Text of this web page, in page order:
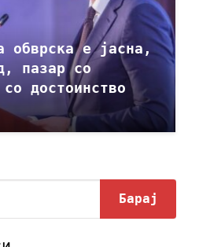
обврска е јасна,
пазар со
достоинство
Барај